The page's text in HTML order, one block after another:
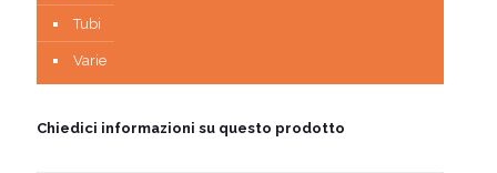
Tubi
Varie
Chiedici informazioni su questo prodotto